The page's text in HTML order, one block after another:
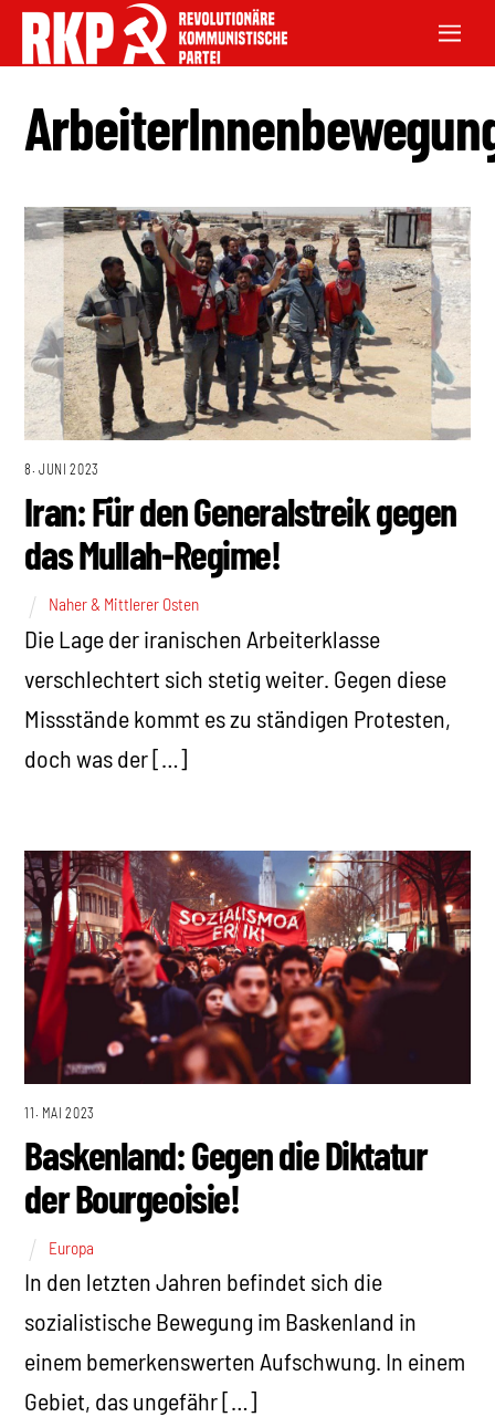
8. JUNI 2023
Iran: Für den Generalstreik gegen
das Mullah-Regime!
Naher & Mittlerer Osten
Die Lage der iranischen Arbeiterklasse
verschlechtert sich stetig weiter. Gegen diese
Missstände kommt es zu ständigen Protesten,
doch was der […]
11. MAI 2023
Baskenland: Gegen die Diktatur
der Bourgeoisie!
Europa
In den letzten Jahren befindet sich die
sozialistische Bewegung im Baskenland in
einem bemerkenswerten Aufschwung. In einem
Gebiet, das ungefähr […]